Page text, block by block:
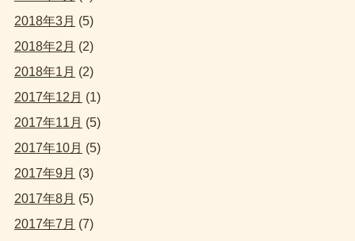
2018年3月 (5)
2018年2月 (2)
2018年1月 (2)
2017年12月 (1)
2017年11月 (5)
2017年10月 (5)
2017年9月 (3)
2017年8月 (5)
2017年7月 (7)